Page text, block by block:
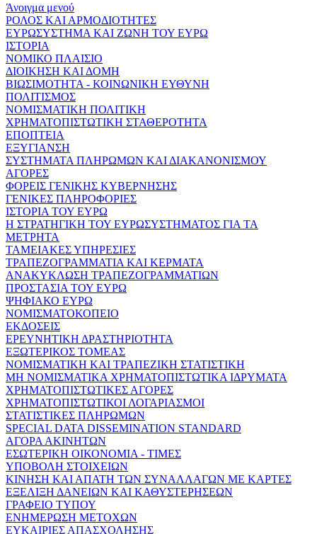
Άνοιγμα μενού
ΡΟΛΟΣ ΚΑΙ ΑΡΜΟΔΙΟΤΗΤΕΣ
ΕΥΡΩΣΥΣΤΗΜΑ ΚΑΙ ΖΩΝΗ ΤΟΥ ΕΥΡΩ
ΙΣΤΟΡΙΑ
ΝΟΜΙΚΟ ΠΛΑΙΣΙΟ
ΔΙΟΙΚΗΣΗ ΚΑΙ ΔΟΜΗ
ΒΙΩΣΙΜΟΤΗΤΑ - ΚΟΙΝΩΝΙΚΗ ΕΥΘΥΝΗ
ΠΟΛΙΤΙΣΜΟΣ
ΝΟΜΙΣΜΑΤΙΚΗ ΠΟΛΙΤΙΚΗ
ΧΡΗΜΑΤΟΠΙΣΤΩΤΙΚΗ ΣΤΑΘΕΡΟΤΗΤΑ
ΕΠΟΠΤΕΙΑ
ΕΞΥΓΙΑΝΣΗ
ΣΥΣΤΗΜΑΤΑ ΠΛΗΡΩΜΩΝ ΚΑΙ ΔΙΑΚΑΝΟΝΙΣΜΟΥ
ΑΓΟΡΕΣ
ΦΟΡΕΙΣ ΓΕΝΙΚΗΣ ΚΥΒΕΡΝΗΣΗΣ
ΓΕΝΙΚΕΣ ΠΛΗΡΟΦΟΡΙΕΣ
ΙΣΤΟΡΙΑ ΤΟΥ ΕΥΡΩ
Η ΣΤΡΑΤΗΓΙΚΗ ΤΟΥ ΕΥΡΩΣΥΣΤΗΜΑΤΟΣ ΓΙΑ ΤΑ
ΜΕΤΡΗΤΑ
ΤΑΜΕΙΑΚΕΣ ΥΠΗΡΕΣΙΕΣ
ΤΡΑΠΕΖΟΓΡΑΜΜΑΤΙΑ ΚΑΙ ΚΕΡΜΑΤΑ
ΑΝΑΚΥΚΛΩΣΗ ΤΡΑΠΕΖΟΓΡΑΜΜΑΤΙΩΝ
ΠΡΟΣΤΑΣΙΑ ΤΟΥ ΕΥΡΩ
ΨΗΦΙΑΚΟ ΕΥΡΩ
ΝΟΜΙΣΜΑΤΟΚΟΠΕΙΟ
ΕΚΔΟΣΕΙΣ
ΕΡΕΥΝΗΤΙΚΗ ΔΡΑΣΤΗΡΙΟΤΗΤΑ
ΕΞΩΤΕΡΙΚΟΣ ΤΟΜΕΑΣ
ΝΟΜΙΣΜΑΤΙΚΗ ΚΑΙ ΤΡΑΠΕΖΙΚΗ ΣΤΑΤΙΣΤΙΚΗ
ΜΗ ΝΟΜΙΣΜΑΤΙΚΑ ΧΡΗΜΑΤΟΠΙΣΤΩΤΙΚΑ ΙΔΡΥΜΑΤΑ
ΧΡΗΜΑΤΟΠΙΣΤΩΤΙΚΕΣ ΑΓΟΡΕΣ
ΧΡΗΜΑΤΟΠΙΣΤΩΤΙΚΟΙ ΛΟΓΑΡΙΑΣΜΟΙ
ΣΤΑΤΙΣΤΙΚΕΣ ΠΛΗΡΩΜΩΝ
SPECIAL DATA DISSEMINATION STANDARD
ΑΓΟΡΑ ΑΚΙΝΗΤΩΝ
ΕΣΩΤΕΡΙΚΗ ΟΙΚΟΝΟΜΙΑ - ΤΙΜΕΣ
ΥΠΟΒΟΛΗ ΣΤΟΙΧΕΙΩΝ
ΚΙΝΗΣΗ ΚΑΙ ΑΠΑΤΗ ΤΩΝ ΣΥΝΑΛΛΑΓΩΝ ΜΕ ΚΑΡΤΕΣ
ΕΞΕΛΙΞΗ ΔΑΝΕΙΩΝ ΚΑΙ ΚΑΘΥΣΤΕΡΗΣΕΩΝ
ΓΡΑΦΕΙΟ ΤΥΠΟΥ
ΕΝΗΜΕΡΩΣΗ ΜΕΤΟΧΩΝ
ΕΥΚΑΙΡΙΕΣ ΑΠΑΣΧΟΛΗΣΗΣ